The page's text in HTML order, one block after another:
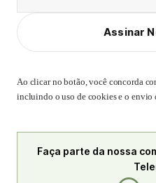
Assinar
Ao clicar no botão, você concorda
incluindo o uso de cookies e o envio
Faça parte da nossa